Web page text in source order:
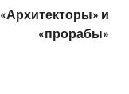
«Архитекторы» и
«прорабы»